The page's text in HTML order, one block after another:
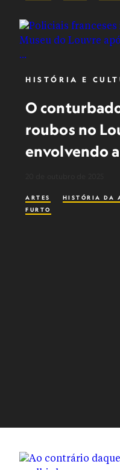
HISTÓRIA E
O
roubos no
envolvendo
ARTES HISTÓRIA DA
FURTO